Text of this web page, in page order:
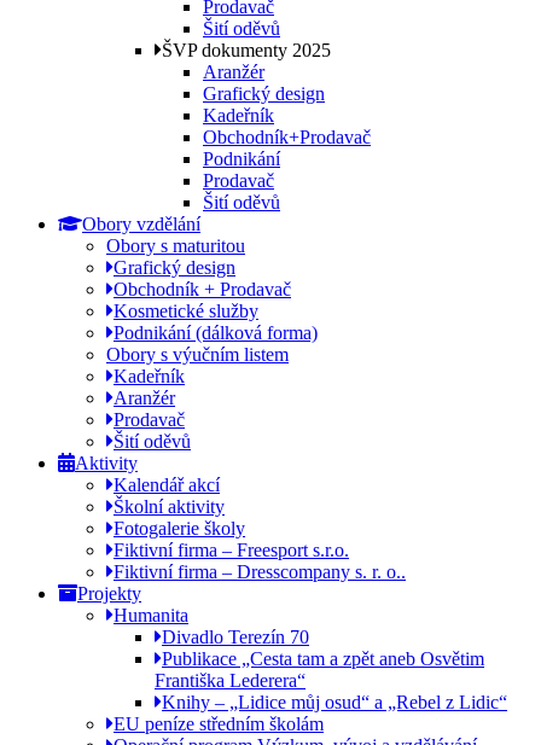
Prodavač
Šití oděvů
ŠVP dokumenty 2025
Aranžér
Grafický design
Kadeřník
Obchodník+Prodavač
Podnikání
Prodavač
Šití oděvů
Obory vzdělání
Obory s maturitou
Grafický design
Obchodník + Prodavač
Kosmetické služby
Podnikání (dálková forma)
Obory s výučním listem
Kadeřník
Aranžér
Prodavač
Šití oděvů
Aktivity
Kalendář akcí
Školní aktivity
Fotogalerie školy
Fiktivní firma – Freesport s.r.o.
Fiktivní firma – Dresscompany s. r. o..
Projekty
Humanita
Divadlo Terezín 70
Publikace „Cesta tam a zpět aneb Osvětim
Františka Lederera“
Knihy – „Lidice můj osud“ a „Rebel z Lidic“
EU peníze středním školám